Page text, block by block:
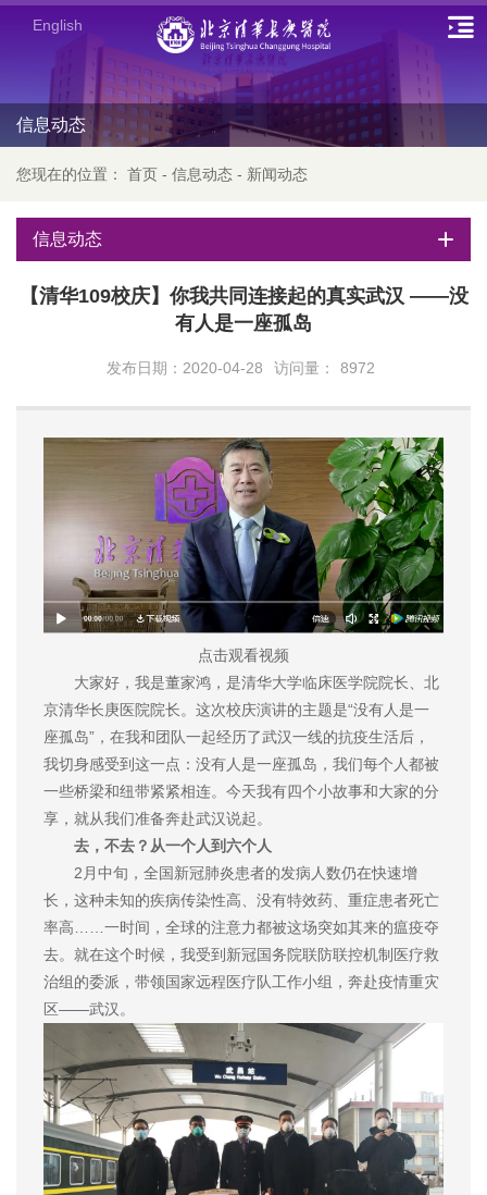
English
信息动态
您现在的位置： 首页 - 信息动态 - 新闻动态
信息动态
【清华109校庆】你我共同连接起的真实武汉 ——没
有人是一座孤岛
发布日期：2020-04-28 访问量： 8972
点击观看视频
大家好，我是董家鸿，是清华大学临床医学院院长、北
京清华长庚医院院长。这次校庆演讲的主题是“没有人是一
座孤岛”，在我和团队一起经历了武汉一线的抗疫生活后，
我切身感受到这一点：没有人是一座孤岛，我们每个人都被
一些桥梁和纽带紧紧相连。今天我有四个小故事和大家的分
享，就从我们准备奔赴武汉说起。
去，不去？从一个人到六个人
2月中旬，全国新冠肺炎患者的发病人数仍在快速增
长，这种未知的疾病传染性高、没有特效药、重症患者死亡
率高……一时间，全球的注意力都被这场突如其来的瘟疫夺
去。就在这个时候，我受到新冠国务院联防联控机制医疗救
治组的委派，带领国家远程医疗队工作小组，奔赴疫情重灾
区——武汉。